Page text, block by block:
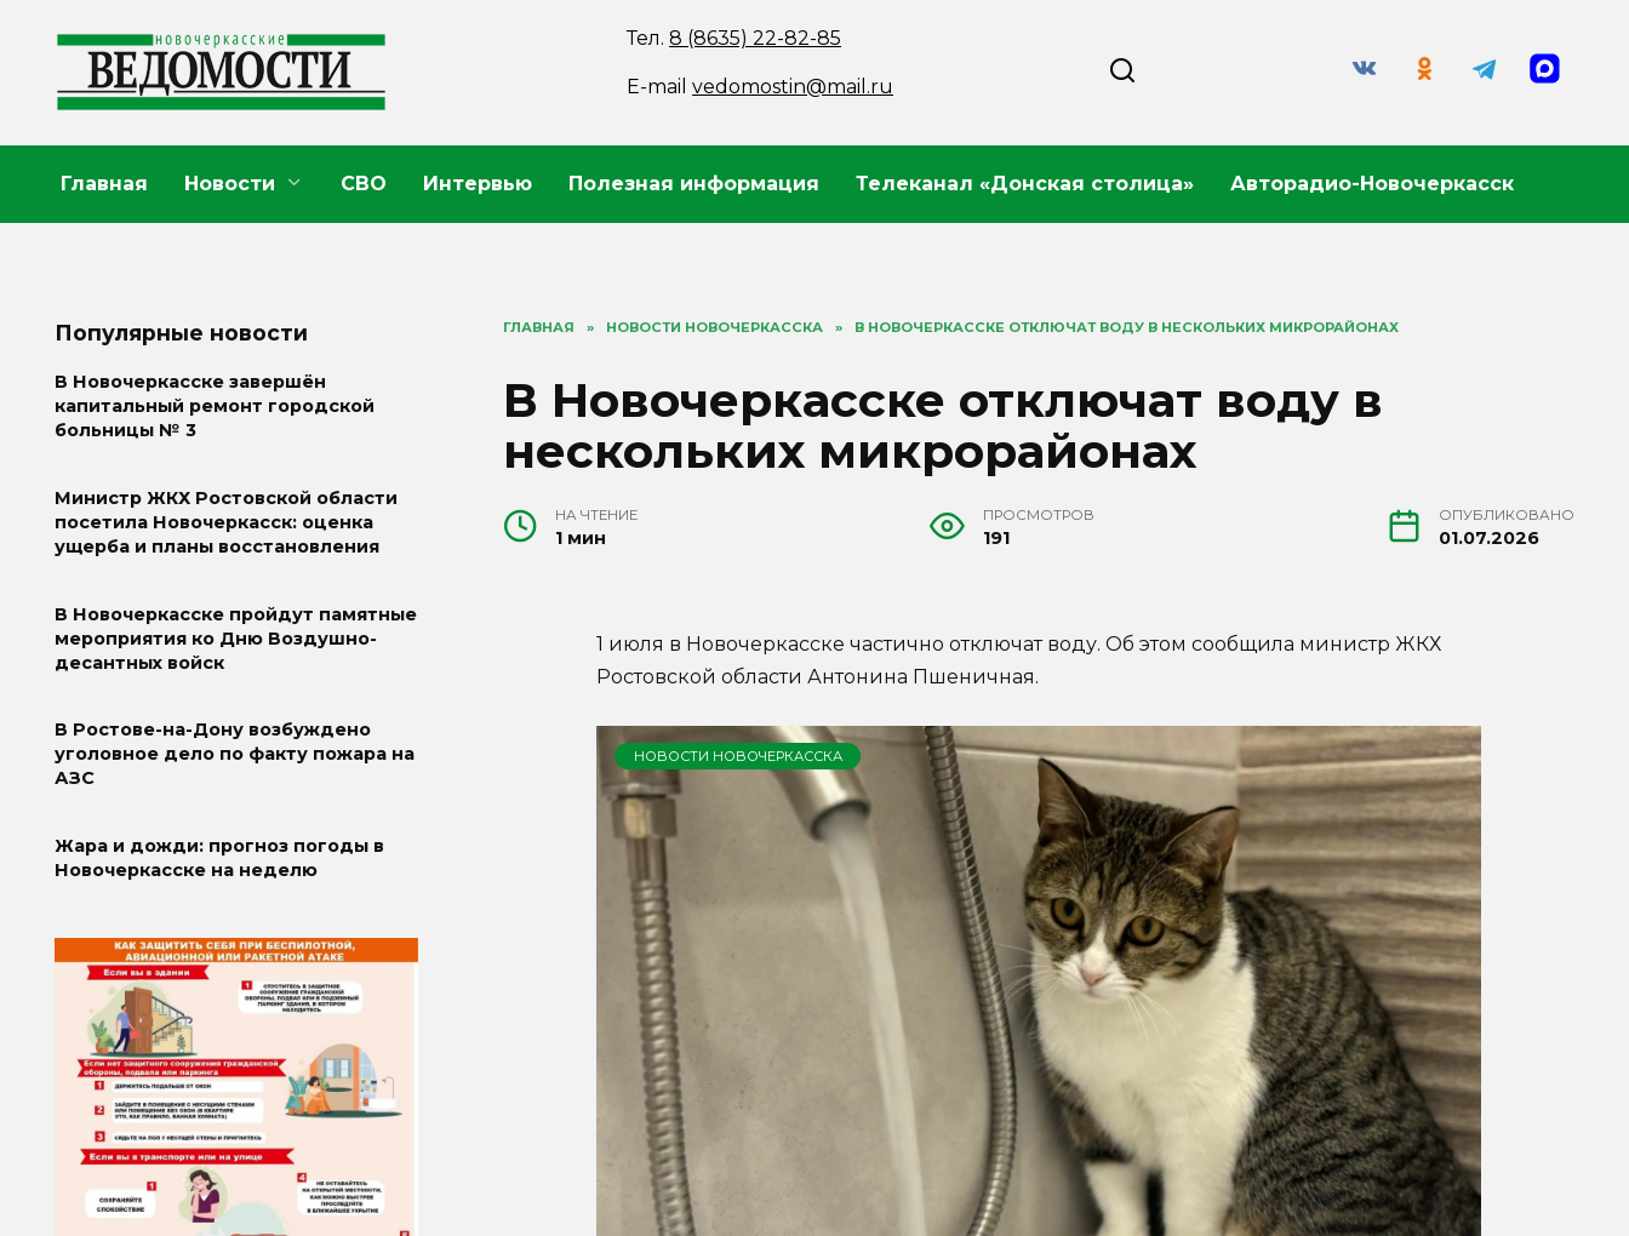
содержанию
Тел.8 (8635) 22-82-85
E-mailvedomostin@mail.ru
Главная Новости СВО Интервью Полезная информация Телеканал «Донская столица» Авторадио-Новочеркасск
ГЛАВНАЯ » НОВОСТИ НОВОЧЕРКАССКА » В НОВОЧЕРКАССКЕ ОТКЛЮЧАТ ВОДУ В НЕСКОЛЬКИХ МИКРОРАЙОНАХ
В Новочеркасске отключат воду в
нескольких микрорайонах
НА ЧТЕНИЕ
1 мин
ПРОСМОТРОВ
191
ОПУБЛИКОВАНО
01.07.2026
1 июля в Новочеркасске частично отключат воду. Об этом сообщила министр ЖКХ
Ростовской области Антонина Пшеничная.
НОВОСТИ НОВОЧЕРКАССКА
Популярные новости
В Новочеркасске завершён
капитальный ремонт городской
больницы № 3
Министр ЖКХ Ростовской области
посетила Новочеркасск: оценка
ущерба и планы восстановления
В Новочеркасске пройдут памятные
мероприятия ко Дню Воздушно-
десантных войск
В Ростове-на-Дону возбуждено
уголовное дело по факту пожара на
АЗС
Жара и дожди: прогноз погоды в
Новочеркасске на неделю